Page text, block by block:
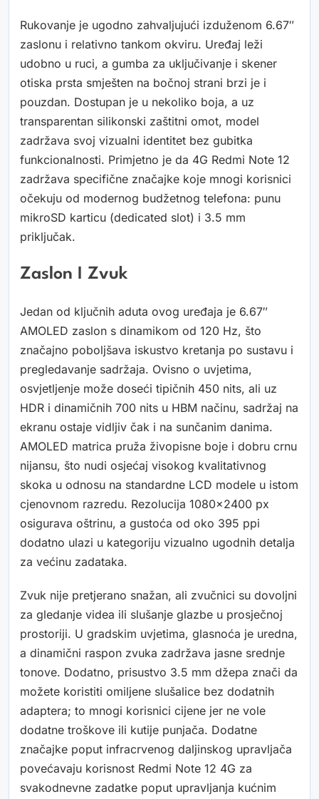
Rukovanje je ugodno zahvaljujući izduženom 6.67″
zaslonu i relativno tankom okviru. Uređaj leži
udobno u ruci, a gumba za uključivanje i skener
otiska prsta smješten na bočnoj strani brzi je i
pouzdan. Dostupan je u nekoliko boja, a uz
transparentan silikonski zaštitni omot, model
zadržava svoj vizualni identitet bez gubitka
funkcionalnosti. Primjetno je da 4G Redmi Note 12
zadržava specifične značajke koje mnogi korisnici
očekuju od modernog budžetnog telefona: punu
mikroSD karticu (dedicated slot) i 3.5 mm
priključak.
Zaslon I Zvuk
Jedan od ključnih aduta ovog uređaja je 6.67″
AMOLED zaslon s dinamikom od 120 Hz, što
značajno poboljšava iskustvo kretanja po sustavu i
pregledavanje sadržaja. Ovisno o uvjetima,
osvjetljenje može doseći tipičnih 450 nits, ali uz
HDR i dinamičnih 700 nits u HBM načinu, sadržaj na
ekranu ostaje vidljiv čak i na sunčanim danima.
AMOLED matrica pruža živopisne boje i dobru crnu
nijansu, što nudi osjećaj visokog kvalitativnog
skoka u odnosu na standardne LCD modele u istom
cjenovnom razredu. Rezolucija 1080×2400 px
osigurava oštrinu, a gustoća od oko 395 ppi
dodatno ulazi u kategoriju vizualno ugodnih detalja
za većinu zadataka.
Zvuk nije pretjerano snažan, ali zvučnici su dovoljni
za gledanje videa ili slušanje glazbe u prosječnoj
prostoriji. U gradskim uvjetima, glasnoća je uredna,
a dinamični raspon zvuka zadržava jasne srednje
tonove. Dodatno, prisustvo 3.5 mm džepa znači da
možete koristiti omiljene slušalice bez dodatnih
adaptera; to mnogi korisnici cijene jer ne vole
dodatne troškove ili kutije punjača. Dodatne
značajke poput infracrvenog daljinskog upravljača
povećavaju korisnost Redmi Note 12 4G za
svakodnevne zadatke poput upravljanja kućnim